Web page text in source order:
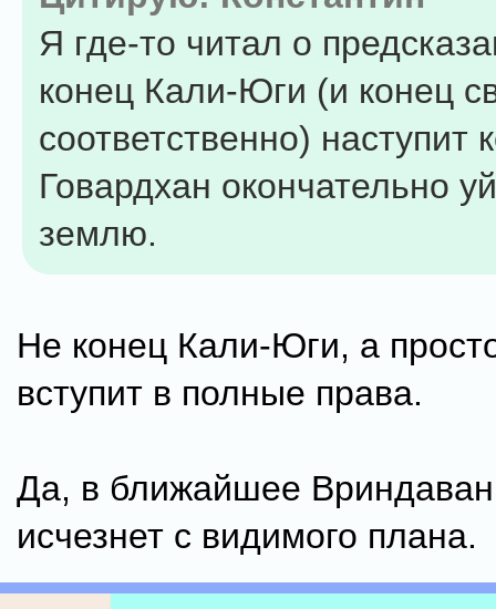
Я где-то читал о
конец Кали-Юги (и конец
соответственно) наступит
Говардхан окончательно
землю.
Не конец Кали-Юги, а
вступит в полные права.
Да, в ближайшее
исчезнет с видимого плана.